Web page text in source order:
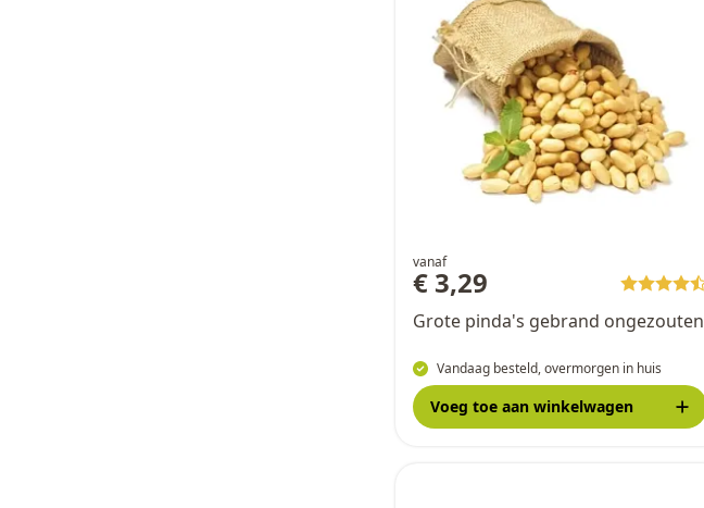
vanaf
€ 3,29
Grote pinda's gebrand ongezouten
Vandaag besteld, overmorgen in huis
Voeg toe aan winkelwagen